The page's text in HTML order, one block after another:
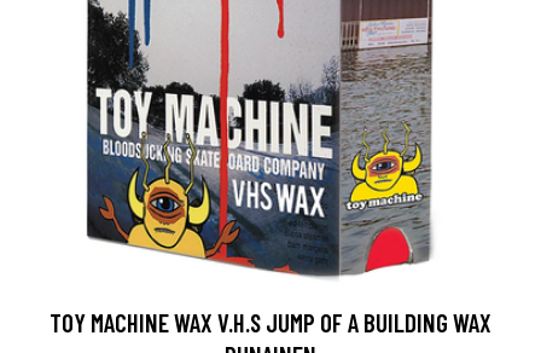
TOY MACHINE WAX V.H.S JUMP OF A BUILDING WAX